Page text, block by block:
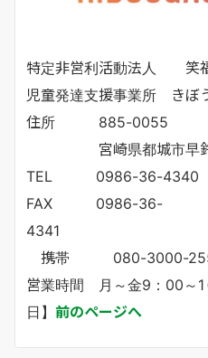
特定非営利活動法人 笑
児童発達支援事業所 きぼ
住所 885-0055
宮崎県都城市早鈴
TEL 0986-36-4340
FAX 0986-36-
携帯 080-3000-
営業時間 月～金9：00～1
日】 前のページへ